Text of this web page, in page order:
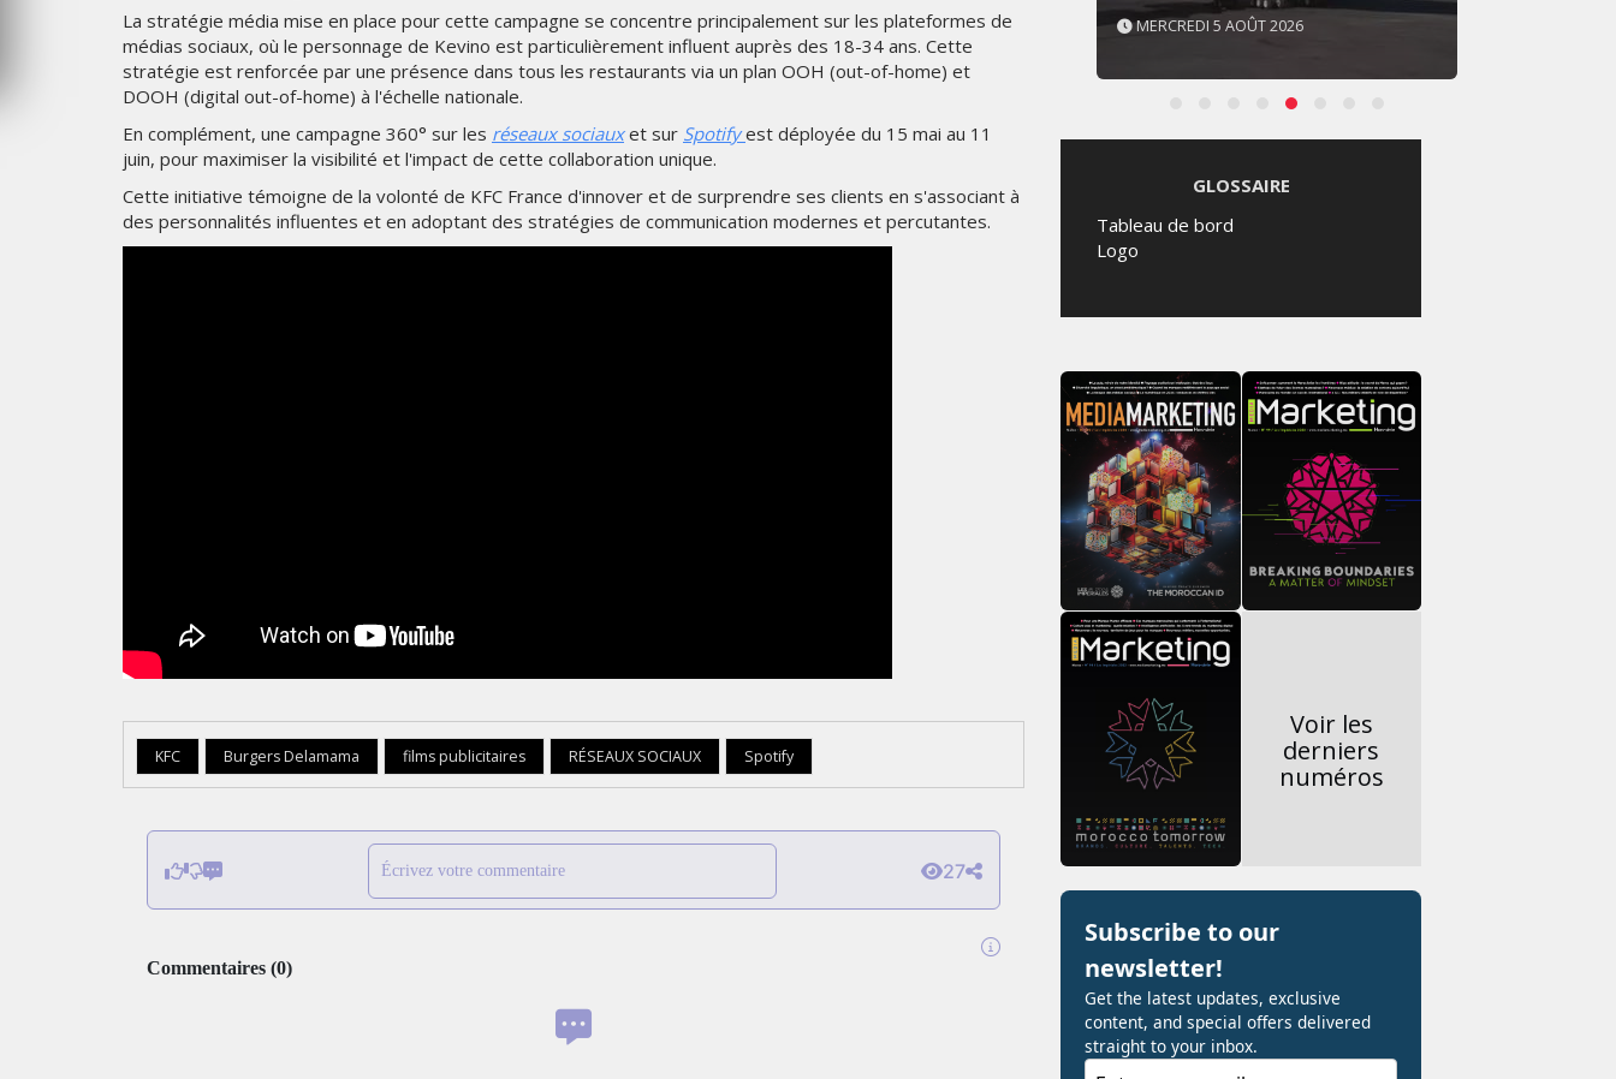
La stratégie média mise en place pour cette campagne se concentre principalement sur les plateformes de
médias sociaux, où le personnage de Kevino est particulièrement influent auprès des 18-34 ans. Cette
stratégie est renforcée par une présence dans tous les restaurants via un plan OOH (out-of-home) et
DOOH (digital out-of-home) à l'échelle nationale.
En complément, une campagne 360° sur les réseaux sociauxet sur Spotifyest déployée du 15 mai au 11
juin, pour maximiser la visibilité et l'impact de cette collaboration unique.
Cette initiative témoigne de la volonté de KFC France d'innover et de surprendre ses clients en s'associant à
des personnalités influentes et en adoptant des stratégies de communication modernes et percutantes.
KFC Burgers Delamama films publicitaires RÉSEAUX SOCIAUX Spotify
Écrivez votre commentaire 27
Commentaires (0)
JEUDI 6 AOÛT 2026 JEUDI 6 AOÛT 2026 MERCREDI 5 AOÛT 2026
GLOSSAIRE
Tableau de bord
Logo
Voir les
derniers
numéros